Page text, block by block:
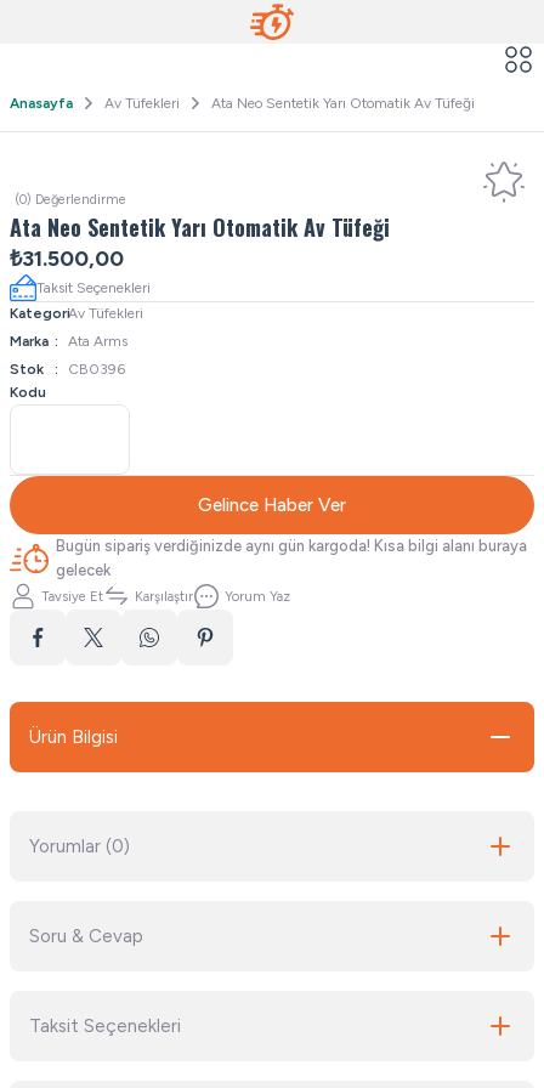
Anasayfa Av Tüfekleri Ata Neo Sentetik Yarı Otomatik Av Tüfeği
(0) Değerlendirme
Ata Neo Sentetik Yarı Otomatik Av Tüfeği
₺31.500,00
Taksit Seçenekleri
KategoriAv Tüfekleri
Marka
Ata Arms
Stok
Kodu
CB0396
Gelince Haber Ver
Bugün sipariş verdiğinizde aynı gün kargoda! Kısa bilgi alanı buraya
gelecek
Tavsiye Et Karşılaştır Yorum Yaz
Ürün Bilgisi
Yorumlar (0)
Soru & Cevap
Taksit Seçenekleri